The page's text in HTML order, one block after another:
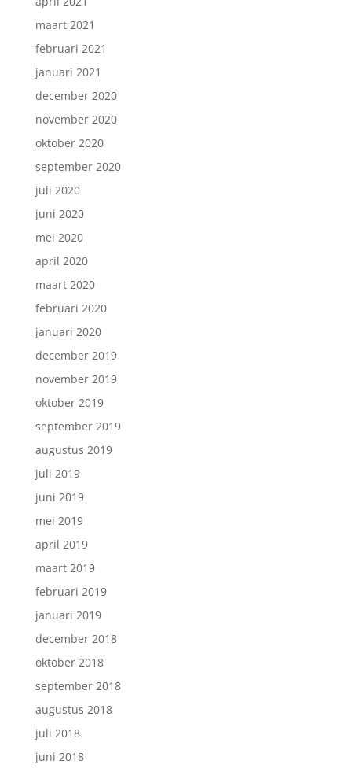
maart 2021
februari 2021
januari 2021
december 2020
november 2020
oktober 2020
september 2020
juli 2020
juni 2020
mei 2020
april 2020
maart 2020
februari 2020
januari 2020
december 2019
november 2019
oktober 2019
september 2019
augustus 2019
juli 2019
juni 2019
mei 2019
april 2019
maart 2019
februari 2019
januari 2019
december 2018
oktober 2018
september 2018
augustus 2018
juli 2018
juni 2018